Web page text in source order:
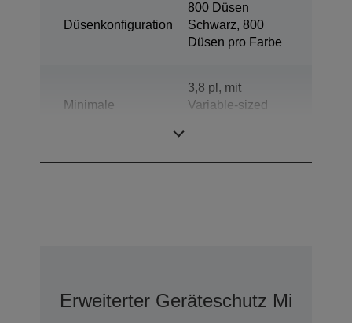
Düsenkonfiguration
800 Düsen
Schwarz, 800
Düsen pro Farbe
Minimale
3,8 pl, mit
Variable-sized
Erweiterter Geräteschutz Mit